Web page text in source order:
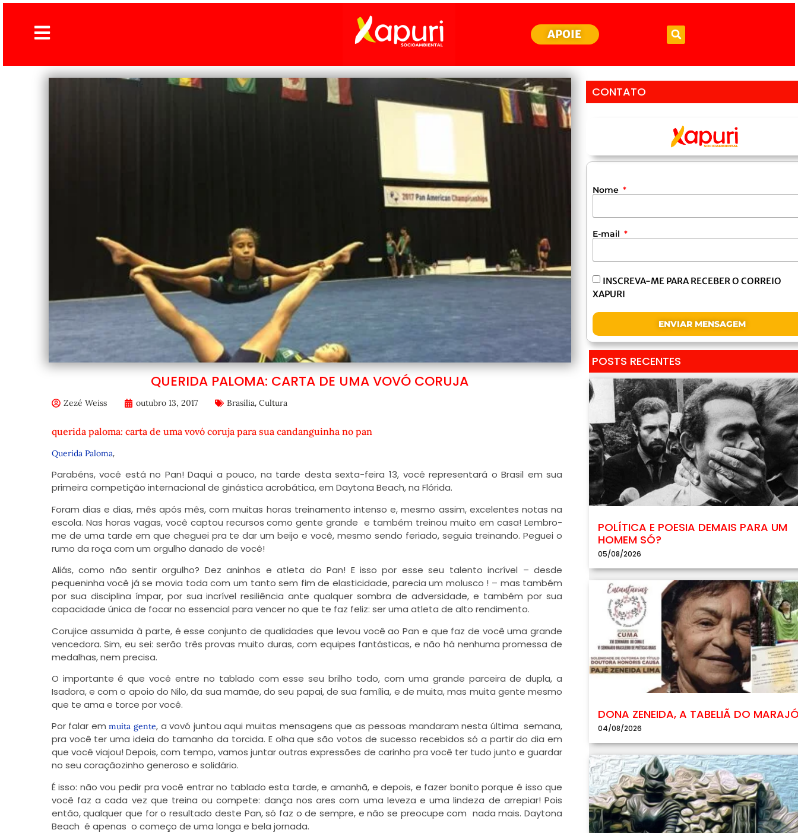
APOIE
QUERIDA PALOMA: CARTA DE UMA VOVÓ CORUJA
Zezé Weiss outubro 13, 2017 Brasília, Cultura
querida paloma: carta de uma vovó coruja para sua candanguinha no pan
Querida Paloma,
Parabéns, você está no Pan! Daqui a pouco, na tarde desta sexta-feira 13, você representará o Brasil em sua
primeira competição internacional de ginástica acrobática, em Daytona Beach, na Flórida.
Foram dias e dias, mês após mês, com muitas horas treinamento intenso e, mesmo assim, excelentes notas na
escola. Nas horas vagas, você captou recursos como gente grande e também treinou muito em casa! Lembro-
me de uma tarde em que cheguei pra te dar um beijo e você, mesmo sendo feriado, seguia treinando. Peguei o
rumo da roça com um orgulho danado de você!
Aliás, como não sentir orgulho? Dez aninhos e atleta do Pan! E isso por esse seu talento incrível – desde
pequeninha você já se movia toda com um tanto sem fim de elasticidade, parecia um molusco ! – mas também
por sua disciplina ímpar, por sua incrível resiliência ante qualquer sombra de adversidade, e também por sua
capacidade única de focar no essencial para vencer no que te faz feliz: ser uma atleta de alto rendimento.
Corujice assumida à parte, é esse conjunto de qualidades que levou você ao Pan e que faz de você uma grande
vencedora. Sim, eu sei: serão três provas muito duras, com equipes fantásticas, e não há nenhuma promessa de
medalhas, nem precisa.
O importante é que você entre no tablado com esse seu brilho todo, com uma grande parceira de dupla, a
Isadora, e com o apoio do Nilo, da sua mamãe, do seu papai, de sua família, e de muita, mas muita gente mesmo
que te ama e torce por você.
Por falar emmuita gente, a vovó juntou aqui muitas mensagens que as pessoas mandaram nesta última semana,
pra você ter uma ideia do tamanho da torcida. E olha que são votos de sucesso recebidos só a partir do dia em
que você viajou! Depois, com tempo, vamos juntar outras expressões de carinho pra você ter tudo junto e guardar
no seu coraçãozinho generoso e solidário.
É isso: não vou pedir pra você entrar no tablado esta tarde, e amanhã, e depois, e fazer bonito porque é isso que
você faz a cada vez que treina ou compete: dança nos ares com uma leveza e uma lindeza de arrepiar! Pois
então, qualquer que for o resultado deste Pan, só faz o de sempre, e não se preocupe com nada mais. Daytona
Beach é apenas o começo de uma longa e bela jornada.
CONTATO
Nome
E-mail
INSCREVA-ME PARA RECEBER O CORREIO
XAPURI
ENVIAR MENSAGEM
POSTS RECENTES
POLÍTICA E POESIA DEMAIS PARA UM
HOMEM SÓ?
05/08/2026
DONA ZENEIDA, A TABELIÃ DO
04/08/2026